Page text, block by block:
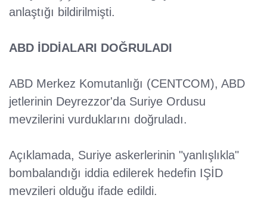
anlaştığı bildirilmişti.
ABD İDDİALARI DOĞRULADI
ABD Merkez Komutanlığı (CENTCOM), ABD
jetlerinin Deyrezzor'da Suriye Ordusu
mevzilerini vurduklarını doğruladı.
Açıklamada, Suriye askerlerinin "yanlışlıkla"
bombalandığı iddia edilerek hedefin IŞİD
mevzileri olduğu ifade edildi.